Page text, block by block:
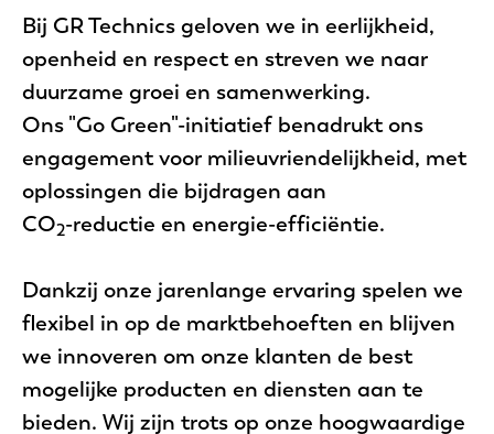
Bij GR Technics geloven we in eerlijkheid,
openheid en respect en streven we naar
duurzame groei en samenwerking.
Ons "Go Green"-initiatief benadrukt ons
engagement voor milieuvriendelijkheid, met
oplossingen die bijdragen aan
CO2-reductie en energie-efficiëntie.
Dankzij onze jarenlange ervaring spelen we
flexibel in op de marktbehoeften en blijven
we innoveren om onze klanten de best
mogelijke producten en diensten aan te
bieden. Wij zijn trots op onze hoogwaardige